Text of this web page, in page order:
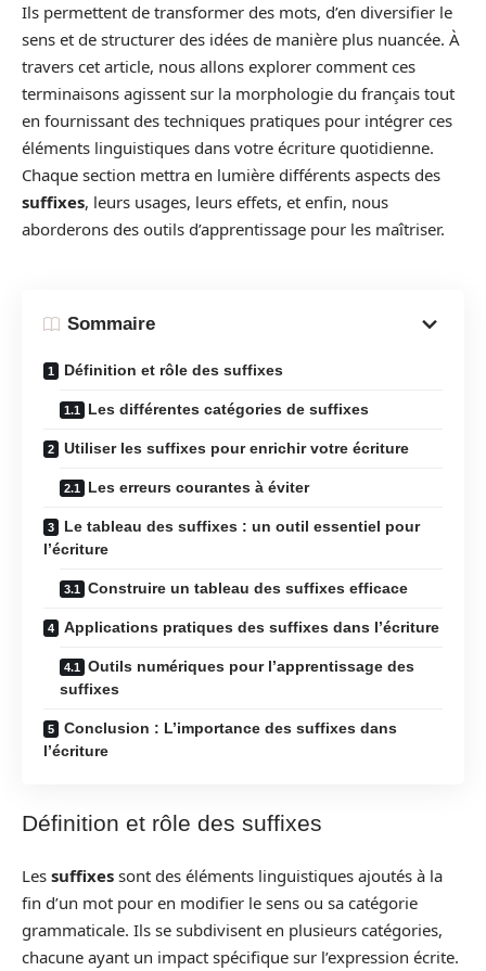
Ils permettent de transformer des mots, d’en diversifier le
sens et de structurer des idées de manière plus nuancée. À
travers cet article, nous allons explorer comment ces
terminaisons agissent sur la morphologie du français tout
en fournissant des techniques pratiques pour intégrer ces
éléments linguistiques dans votre écriture quotidienne.
Chaque section mettra en lumière différents aspects des
suffixes, leurs usages, leurs effets, et enfin, nous
aborderons des outils d’apprentissage pour les maîtriser.
Sommaire
Définition et rôle des suffixes
Les différentes catégories de suffixes
Utiliser les suffixes pour enrichir votre écriture
Les erreurs courantes à éviter
Le tableau des suffixes : un outil essentiel pour
l’écriture
Construire un tableau des suffixes efficace
Applications pratiques des suffixes dans l’écriture
Outils numériques pour l’apprentissage des
suffixes
Conclusion : L’importance des suffixes dans
l’écriture
Définition et rôle des suffixes
Les suffixes sont des éléments linguistiques ajoutés à la
fin d’un mot pour en modifier le sens ou sa catégorie
grammaticale. Ils se subdivisent en plusieurs catégories,
chacune ayant un impact spécifique sur l’expression écrite.